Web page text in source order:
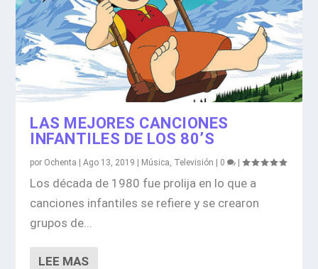
LAS MEJORES CANCIONES
INFANTILES DE LOS 80’S
por Ochenta |Ago 13, 2019 | Música, Televisión | 0 |
Los década de 1980 fue prolija en lo que a
canciones infantiles se refiere y se crearon
grupos de...
LEE MAS